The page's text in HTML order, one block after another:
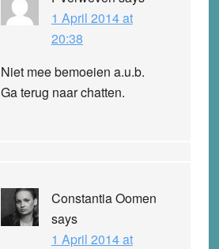
1 April 2014 at
20:38
Niet mee bemoeien a.u.b.
Ga terug naar chatten.
Constantia Oomen
says
1 April 2014 at